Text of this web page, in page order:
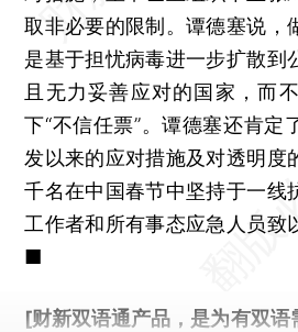
取非必要的限制。谭德塞说，
是基于担忧病毒进一步扩散到
且无力妥善应对的国家，而
下“不信任票”。谭德塞还肯定
发以来的应对措施及对透明度
千名在中国春节中坚持于一线
工作者和所有事态应急人员致
■
[财新双语通产品，是为有双语